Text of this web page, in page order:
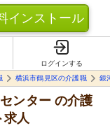
インストール
ログインする
横浜市鶴見区の介護職 銀
ンターの介護
人